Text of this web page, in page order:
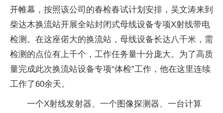
开帷幕，按照该公司的春检春试计划安排，吴文涛来到
柴达木换流站开展全站封闭式母线设备专项X射线带电
检测。在这座偌大的换流站，母线设备长达八千米，需
检测的点位有上千个，工作任务量十分庞大。为了高质
量完成此次换流站设备专项“体检”工作，他在这里连续
工作了60余天。
一个X射线发射器、一个图像探测器、一台计算